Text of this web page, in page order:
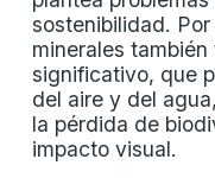
sostenibilidad.
minerales
significativo, que
del aire y del
la pérdida de
impacto visual.